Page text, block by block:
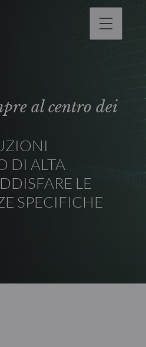
al centro dei
DI ALTA
LE
SPECIFICHE